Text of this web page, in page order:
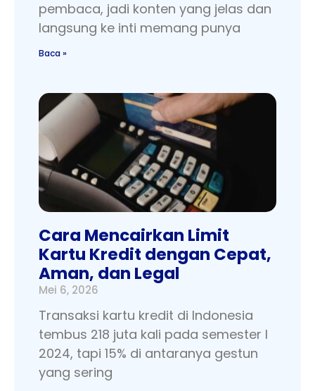
pembaca, jadi konten yang jelas dan
langsung ke inti memang punya
Baca »
Cara Mencairkan Limit
Kartu Kredit dengan Cepat,
Aman, dan Legal
Mei 6, 2026
Transaksi kartu kredit di Indonesia
tembus 218 juta kali pada semester I
2024, tapi 15% di antaranya gestun
yang sering